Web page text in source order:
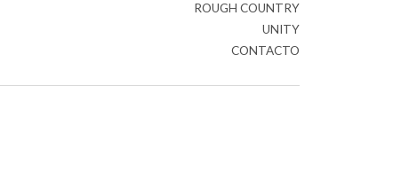
ROUGH COUNTRY
UNITY
CONTACTO